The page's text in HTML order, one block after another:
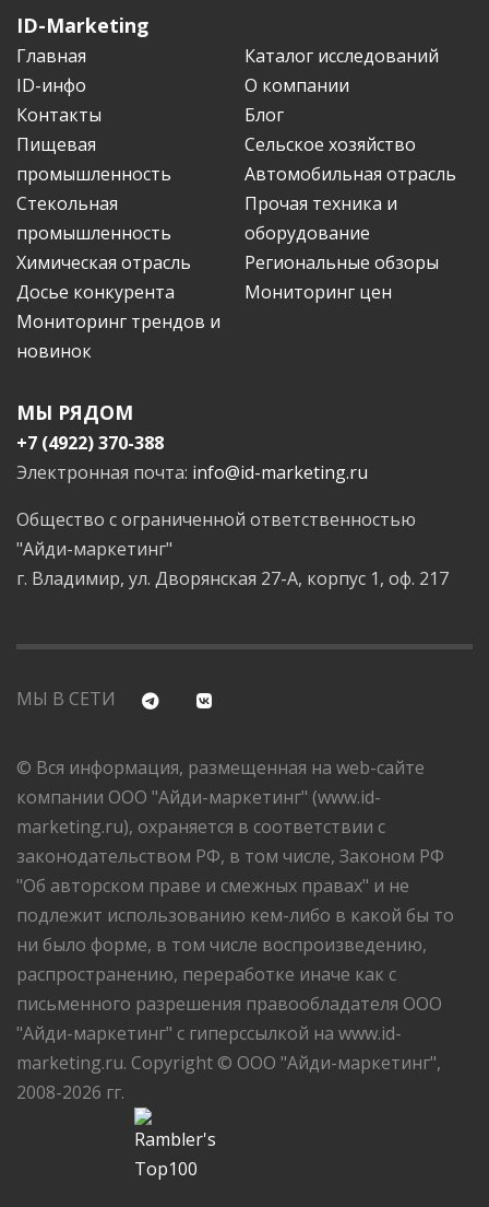
ID-Marketing
Главная
Каталог исследований
ID-инфо
О компании
Контакты
Блог
Пищевая
промышленность
Сельское хозяйство
Автомобильная отрасль
Стекольная
промышленность
Прочая техника и
оборудование
Химическая отрасль
Региональные обзоры
Досье конкурента
Мониторинг цен
Мониторинг трендов и
новинок
МЫ РЯДОМ
+7 (4922) 370-388
Электронная почта: info@id-marketing.ru
Общество с ограниченной ответственностью
"Айди-маркетинг"
г. Владимир, ул. Дворянская 27-А, корпус 1, оф. 217
МЫ В СЕТИ
© Вся информация, размещенная на web-сайте
компании ООО "Айди-маркетинг" (www.id-
marketing.ru), охраняется в соответствии с
законодательством РФ, в том числе, Законом РФ
"Об авторском праве и смежных правах" и не
подлежит использованию кем-либо в какой бы то
ни было форме, в том числе воспроизведению,
распространению, переработке иначе как с
письменного разрешения правообладателя ООО
"Айди-маркетинг" с гиперссылкой на www.id-
marketing.ru. Copyright © ООО "Айди-маркетинг",
2008-2026 гг.